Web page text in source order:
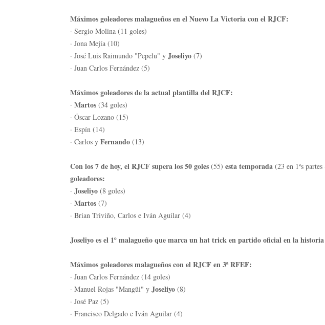
Máximos goleadores malagueños en el Nuevo La Victoria con el RJCF:
· Sergio Molina (11 goles)
· Jona Mejía (10)
· José Luis Raimundo "Pepelu" y Joseliyo (7)
· Juan Carlos Fernández (5)
Máximos goleadores de la actual plantilla del RJCF:
· Martos (34 goles)
· Óscar Lozano (15)
· Espín (14)
· Carlos y Fernando (13)
Con los 7 de hoy, el RJCF supera los 50 goles (55) esta temporada (23 en 1ªs
goleadores:
· Joseliyo (8 goles)
· Martos (7)
· Brian Triviño, Carlos e Iván Aguilar (4)
Joseliyo es el 1º malagueño que marca un hat trick en partido oficial en la
Máximos goleadores malagueños con el RJCF en 3ª RFEF:
· Juan Carlos Fernández (14 goles)
· Manuel Rojas "Mangüi" y Joseliyo (8)
· José Paz (5)
· Francisco Delgado e Iván Aguilar (4)